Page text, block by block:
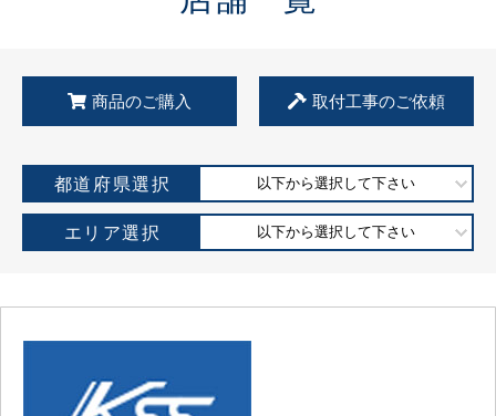
商品のご購入 取付工事のご依頼
都道府県選択 以下から選択して下さい
エリア選択 以下から選択して下さい